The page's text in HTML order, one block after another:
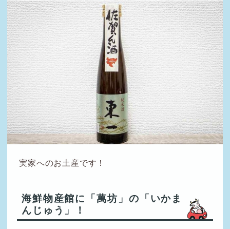
実家へのお土産です！
海鮮物産館に「萬坊」の「いかま
んじゅう」！